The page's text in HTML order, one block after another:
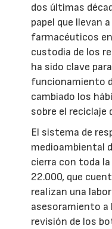
dos últimas
papel que llevan
farmacéuticos
custodia de los
ha sido clave
funcionamiento
cambiado los
sobre el reciclaje
El sistema de
medioambiental
cierra con toda
22.000, que
realizan una
asesoramiento a
revisión de los